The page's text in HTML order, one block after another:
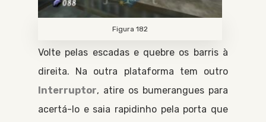
Figura 182
Volte pelas escadas e quebre os barris à
direita. Na outra plataforma tem outro
Interruptor, atire os bumerangues para
acertá-lo e saia rapidinho pela porta que